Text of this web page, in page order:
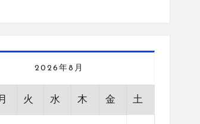
2026年8月
火 水 木 金 土